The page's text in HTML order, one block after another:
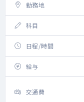
勤務地
科目
日程/時間
給与
交通費